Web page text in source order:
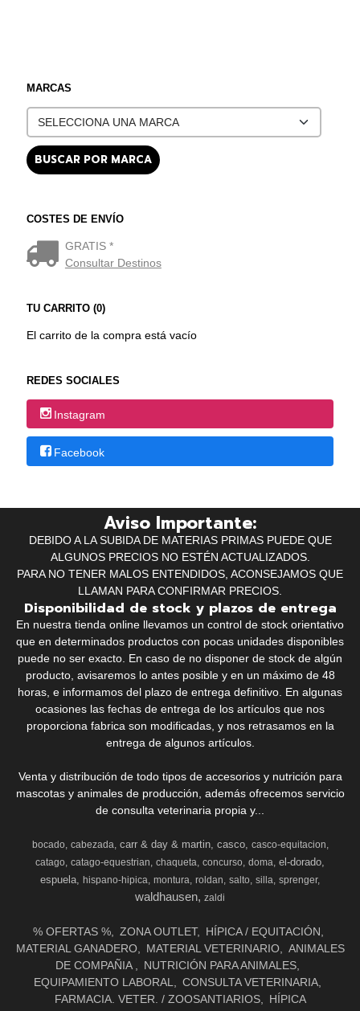
MARCAS
COSTES DE ENVÍO
GRATIS *
Consultar Destinos
TU CARRITO (0)
El carrito de la compra está vacío
REDES SOCIALES
Instagram
Facebook
Aviso Importante:
DEBIDO A LA SUBIDA DE MATERIAS PRIMAS PUEDE QUE
ALGUNOS PRECIOS NO ESTÉN ACTUALIZADOS.
PARA NO TENER MALOS ENTENDIDOS, ACONSEJAMOS QUE
LLAMAN PARA CONFIRMAR PRECIOS.
Disponibilidad de stock y plazos de entrega
En nuestra tienda online llevamos un control de stock orientativo
que en determinados productos con pocas unidades disponibles
puede no ser exacto. En caso de no disponer de stock de algún
producto, avisaremos lo antes posible y en un máximo de 48
horas, e informamos del plazo de entrega definitivo. En algunas
ocasiones las fechas de entrega de los artículos que nos
proporciona fabrica son modificadas, y nos retrasamos en la
entrega de algunos artículos.
Venta y distribución de todo tipos de accesorios y nutrición para
mascotas y animales de producción, además ofrecemos servicio
de consulta veterinaria propia y...
bocado cabezada carr & day & martin casco
casco-equitacion
catago catago-equestrian chaqueta concurso doma el-dorado
espuela
hispano-hipica montura roldan salto silla sprenger
waldhausen zaldi
% OFERTAS % ZONA OUTLET
HÍPICA / EQUITACIÓN
MATERIAL GANADERO
MATERIAL VETERINARIO
ANIMALES
DE COMPAÑIA
NUTRICIÓN PARA ANIMALES
EQUIPAMIENTO LABORAL
CONSULTA VETERINARIA
FARMACIA. VETER. / ZOOSANTIARIOS
HÍPICA